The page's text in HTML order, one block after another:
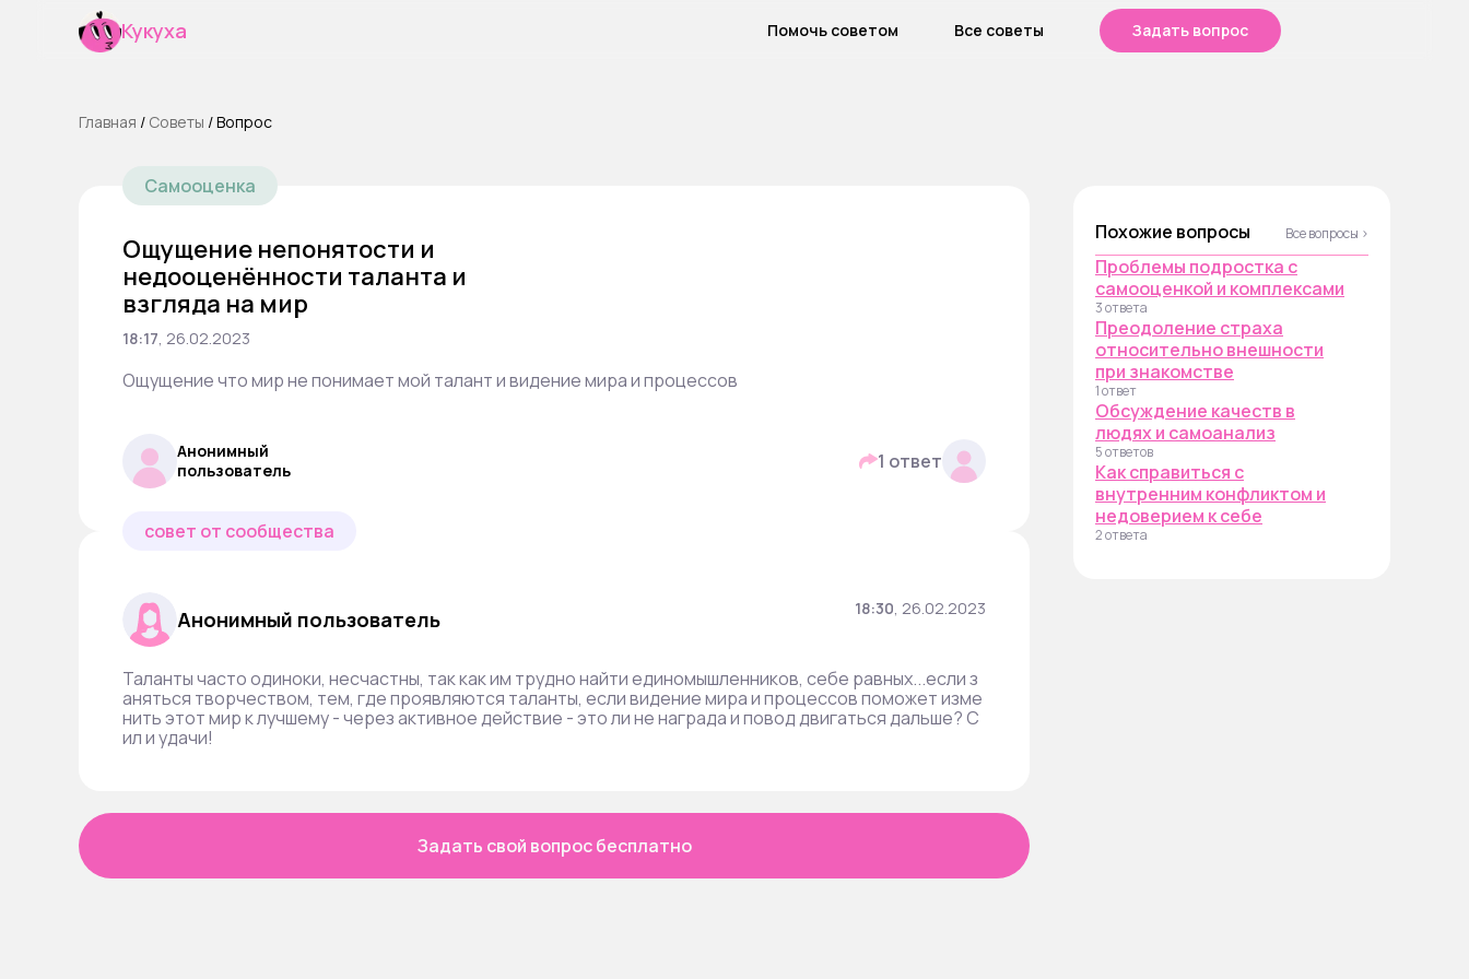
Кукуха Помочь советом Все советы Задать вопрос
Главная / Cоветы /Вопрос
Самооценка
Ощущение непонятости и
недооценённости таланта и
взгляда на мир
18:17, 26.02.2023
Ощущение что мир не понимает мой талант и видение мира и процессов
Анонимный
пользователь
1 ответ
совет от сообщества
Анонимный пользователь 18:30, 26.02.2023
Таланты часто одиноки, несчастны, так как им трудно найти единомышленников, себе равных...если з
аняться творчеством, тем, где проявляются таланты, если видение мира и процессов поможет изме
нить этот мир к лучшему - через активное действие - это ли не награда и повод двигаться дальше? С
ил и удачи!
Задать свой вопрос бесплатно
Похожие вопросы Все вопросы ›
Проблемы подростка с
самооценкой и комплексами
3 ответа
Преодоление страха
относительно внешности
при знакомстве
1 ответ
Обсуждение качеств в
людях и самоанализ
5 ответов
Как справиться с
внутренним конфликтом и
недоверием к себе
2 ответа